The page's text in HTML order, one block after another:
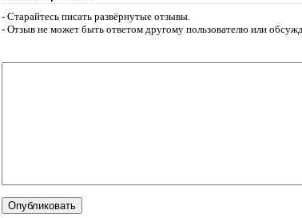
- Старайтесь писать развёрнутые отзывы.
- Отзыв не может быть ответом другому пользователю или